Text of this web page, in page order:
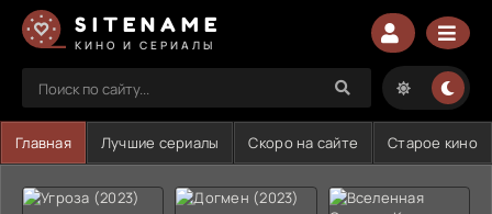
SITENAME
КИНО И СЕРИАЛЫ
Главная Лучшие сериалы Скоро на сайте Старое кино